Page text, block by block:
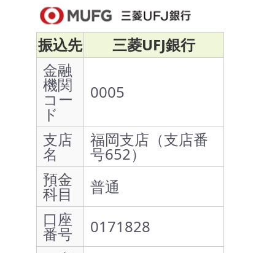
振込先
三菱UFJ銀行
金融
機関
コー
ド
0005
支店
名
福岡支店（支店番
号652）
預金
科目
普通
口座
番号
0171828